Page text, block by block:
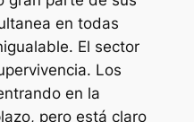
en todas
El sector
Los
en la
pero está claro